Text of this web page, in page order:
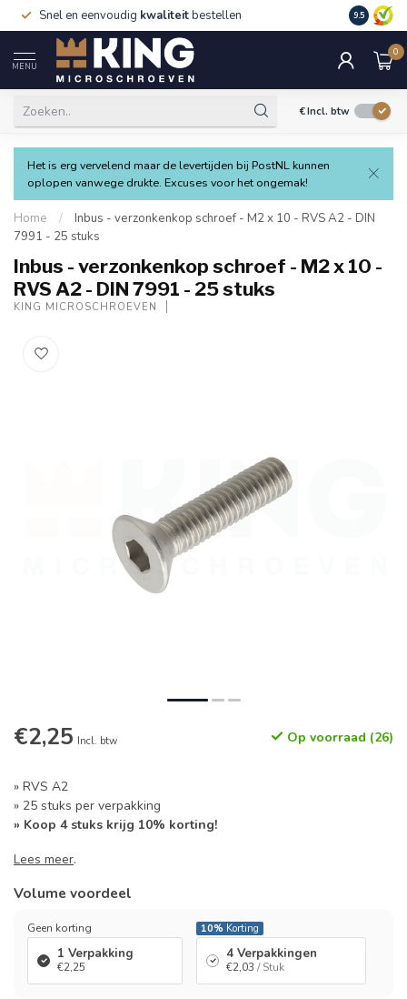
Snel en eenvoudig kwaliteitbestellen 9.5
MENU
0
€Incl. btw
Het is erg vervelend maar de levertijden bij PostNL kunnen
oplopen vanwege drukte. Excuses voor het ongemak!
Home /
Inbus - verzonkenkop schroef - M2 x 10 - RVS A2 - DIN
7991 - 25 stuks
Inbus - verzonkenkop schroef - M2 x 10 -
RVS A2 - DIN 7991 - 25 stuks
KING MICROSCHROEVEN
€2,25 Incl. btw Op voorraad (26)
» RVS A2
» 25 stuks per verpakking
» Koop 4 stuks krijg 10% korting!
Lees meer.
Volume voordeel
Geen korting
1 Verpakking
€2,25
10% Korting
4 Verpakkingen
€2,03 / Stuk